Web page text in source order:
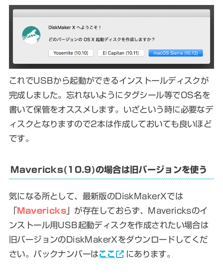
これでUSBから起動ができるインストールディスクが
完成しました。忘れないようにタグシール等でOS名を
書いて保管をオススメします。いざという時に必要なデ
ィスクとなりますので2本は作成しておいても良いほど
です。
Mavericks(10.9)の場合は旧バージョンを使う
気になる所として、最新版のDiskMakerXでは
「Mavericks 」が存在しておらず、Mavericksのイ
ンストール用USB起動ディスクを作成されたい場合は
旧バージョンのDiskMakerXをダウンロードしてくだ
さい。バックナンバーはここ にあります。